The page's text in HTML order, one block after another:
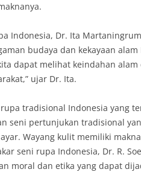
Indonesia, Dr. Ita
budaya dan kekayaan
dapat melihat keindahan
ujar Dr. Ita.
tradisional Indonesia yang
seni pertunjukan tradisional
Wayang kulit memiliki
seni rupa Indonesia, Dr. R.
moral dan etika yang dapat